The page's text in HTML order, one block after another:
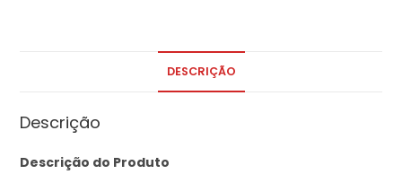
DESCRIÇÃO
Descrição
Descrição do Produto